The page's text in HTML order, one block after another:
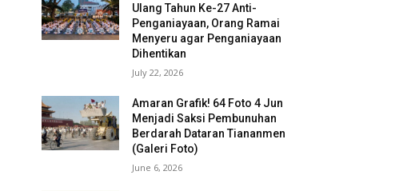
Ulang Tahun Ke-27 Anti-
Penganiayaan, Orang Ramai
Menyeru agar Penganiayaan
Dihentikan
July 22, 2026
Amaran Grafik! 64 Foto 4 Jun
Menjadi Saksi Pembunuhan
Berdarah Dataran Tiananmen
(Galeri Foto)
June 6, 2026